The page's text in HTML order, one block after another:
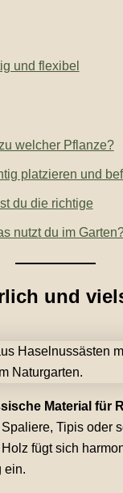
und flexibel
welcher Pflanze?
platzieren und
du die richtige
nutzt du im
und
Material für
Tipis oder
fügt sich
ein.